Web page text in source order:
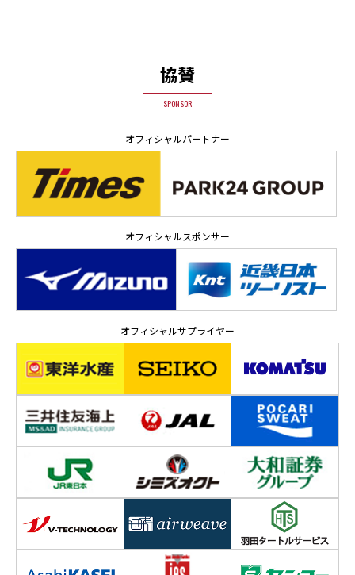
協賛
SPONSOR
オフィシャルパートナー
オフィシャルスポンサー
オフィシャルサプライヤー